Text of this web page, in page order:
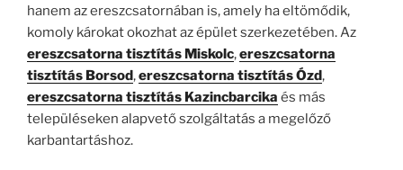
hanem az ereszcsatornában is, amely ha eltömődik,
komoly károkat okozhat az épület szerkezetében. Az
ereszcsatorna tisztítás Miskolc,ereszcsatorna
tisztítás Borsod,ereszcsatorna tisztítás Ózd,
ereszcsatorna tisztítás Kazincbarcika és más
településeken alapvető szolgáltatás a megelőző
karbantartáshoz.